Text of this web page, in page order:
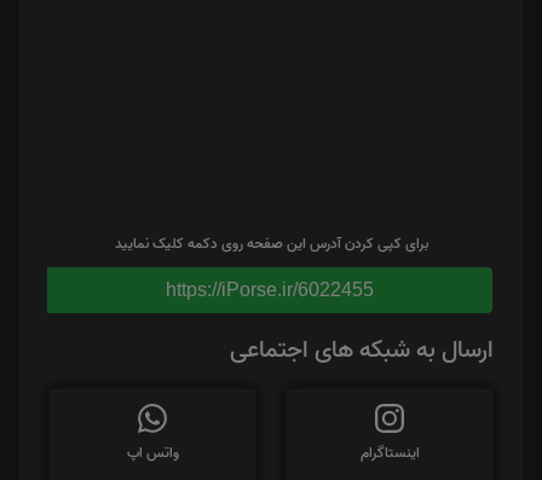
برای کپی کردن آدرس این صفحه روی دکمه کلیک نمایید
https://iPorse.ir/6022455
ارسال به شبکه های اجتماعی
اینستاگرام واتس اپ